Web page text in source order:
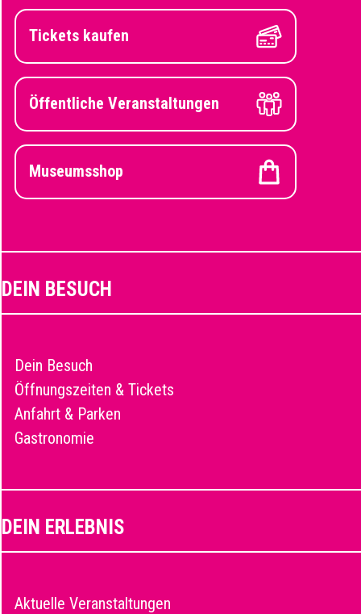
Tickets kaufen
Öffentliche Veranstaltungen
Museumsshop
DEIN BESUCH
Dein Besuch
Öffnungszeiten & Tickets
Anfahrt & Parken
Gastronomie
DEIN ERLEBNIS
Aktuelle Veranstaltungen